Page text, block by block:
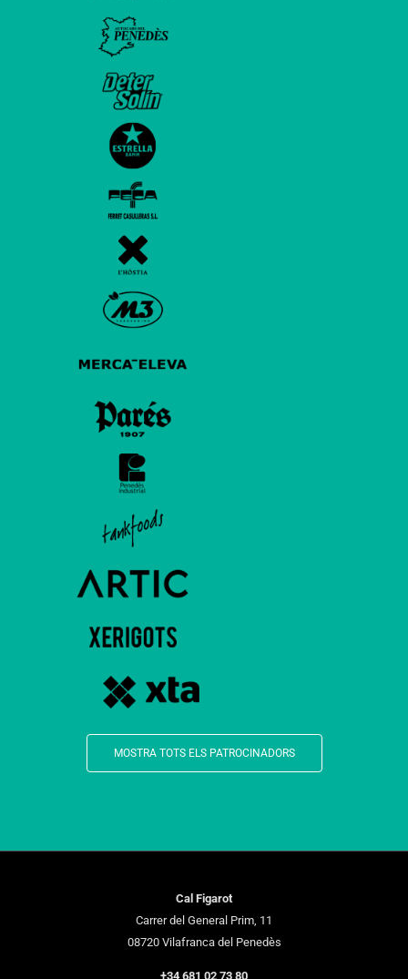
MOSTRA TOTS ELS PATROCINADORS
Cal Figarot
Carrer del General Prim, 11
08720 Vilafranca del Penedès
+34 681 02 73 80